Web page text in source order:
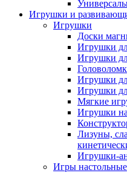
Игрушки и
Игрушки
Доски
Игрушки
Игрушки
Игрушки
Игрушки
Мягкие
Игрушки на
Лизуны,
Игрушки-
Игры настольные